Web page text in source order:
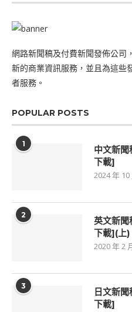
網路新聞稿及付費新聞發佈公司
新的商業資訊服務，並且為這些
者服務。
POPULAR POSTS
1
中文新
下載]
2024 年 10
2
英文新
下載](上)
2020 年 2
3
日文新
下載]